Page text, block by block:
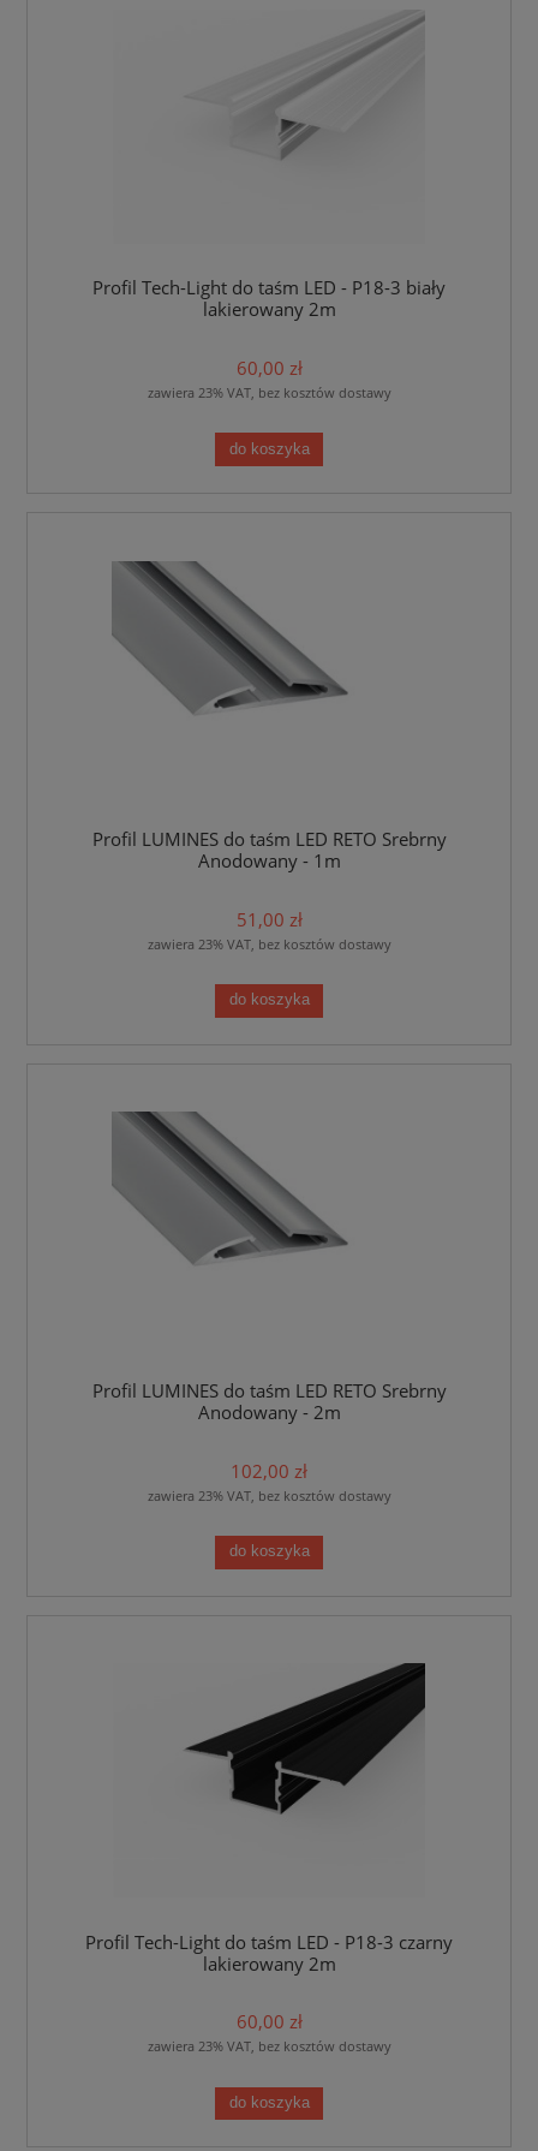
Profil Tech-Light do taśm LED - P18-3 biały
lakierowany 2m
60,00 zł
zawiera 23% VAT, bez kosztów dostawy
do koszyka
Profil LUMINES do taśm LED RETO Srebrny
Anodowany - 1m
51,00 zł
zawiera 23% VAT, bez kosztów dostawy
do koszyka
Profil LUMINES do taśm LED RETO Srebrny
Anodowany - 2m
102,00 zł
zawiera 23% VAT, bez kosztów dostawy
do koszyka
Profil Tech-Light do taśm LED - P18-3 czarny
lakierowany 2m
60,00 zł
zawiera 23% VAT, bez kosztów dostawy
do koszyka